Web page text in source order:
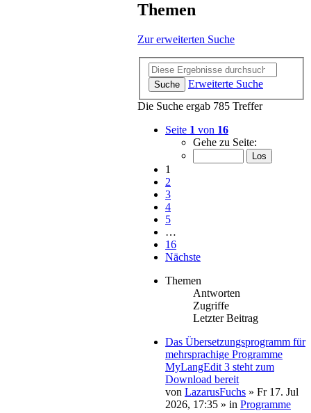
Themen
Zur erweiterten Suche
Suche
Erweiterte Suche
Die Suche ergab 785 Treffer
Seite 1 von 16
Gehe zu Seite:
1
2
3
4
5
…
16
Nächste
Themen
Antworten
Zugriffe
Letzter Beitrag
Das Übersetzungsprogramm für
mehrsprachige Programme
MyLangEdit 3 steht zum
Download bereit
von LazarusFuchs » Fr 17. Jul
2026, 17:35 » in Programme